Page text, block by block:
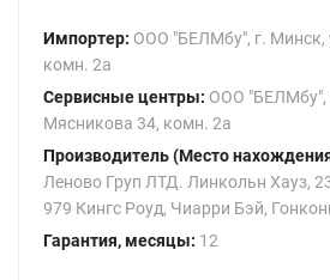
Импортер: ООО "БЕЛМбу", г. Минск,
комн. 2а
Сервисные центры: ООО "БЕЛМбу",
Мясникова 34, комн. 2а
Производитель (Место
Леново Груп ЛТД. Линкольн Хауз,
979 Кингс Роуд, Чиарри Бэй,
Гарантия, месяцы: 12